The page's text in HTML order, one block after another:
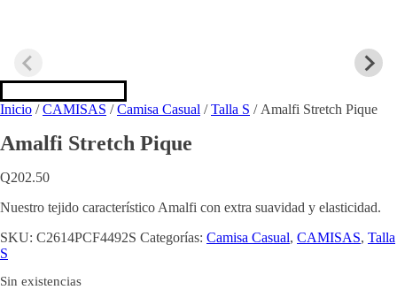
Inicio /CAMISAS /Camisa Casual /Talla S / Amalfi Stretch Pique
Amalfi Stretch Pique
Q202.50
Nuestro tejido característico Amalfi con extra suavidad y elasticidad.
SKU: C2614PCF4492S Categorías: Camisa Casual, CAMISAS, Talla
S
Sin existencias